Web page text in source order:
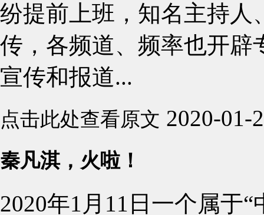
纷提前上班，知名主持人
传，各频道、频率也开辟
宣传和报道...
点击此处查看原文 2020-01-
秦凡淇，火啦！
2020年1月11日一个属于